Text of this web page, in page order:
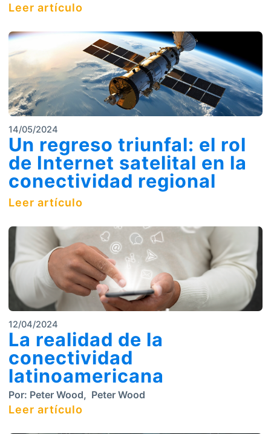
Leer artículo
14/05/2024
Un regreso triunfal: el rol
de Internet satelital en la
conectividad regional
Leer artículo
12/04/2024
La realidad de la
conectividad
latinoamericana
Por: Peter Wood, Peter Wood
Leer artículo